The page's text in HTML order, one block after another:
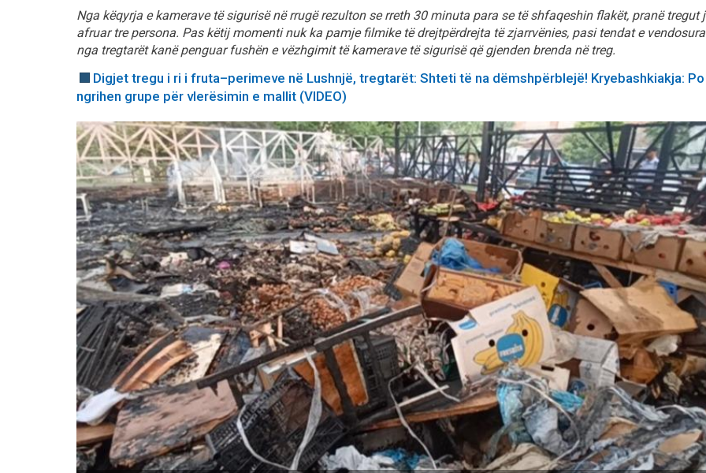
Nga këqyrja e kamerave të sigurisë në rrugë rezulton se rreth 30 minuta para se të shfaqeshin flakët, pranë tregut
afruar tre persona. Pas këtij momenti nuk ka pamje filmike të drejtpërdrejta të zjarrvënies, pasi tendat e vendosura
nga tregtarët kanë penguar fushën e vëzhgimit të kamerave të sigurisë që gjenden brenda në treg.
Digjet tregu i ri i fruta–perimeve në Lushnjë, tregtarët: Shteti të na dëmshpërblejë! Kryebashkiakja: Po
ngrihen grupe për vlerësimin e mallit (VIDEO)